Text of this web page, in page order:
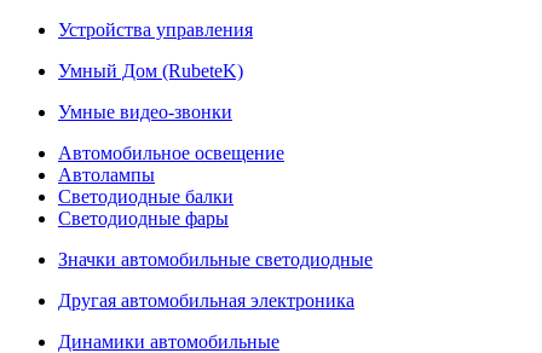
Устройства управления
Умный Дом (RubeteK)
Умные видео-звонки
Автомобильное освещение
Автолампы
Светодиодные балки
Светодиодные фары
Значки автомобильные светодиодные
Другая автомобильная электроника
Динамики автомобильные